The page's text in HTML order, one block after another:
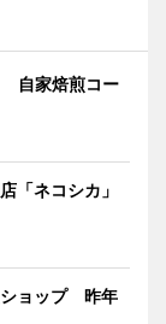
自家焙煎コー
「ネコシカ」
ショップ 昨年